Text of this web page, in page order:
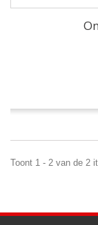
Toont 1 - 2 van de 2